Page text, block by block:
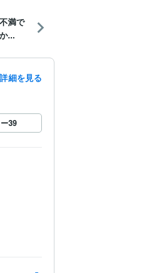
満で
...
細を見る
39